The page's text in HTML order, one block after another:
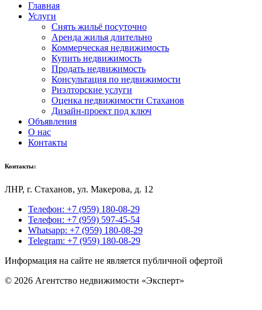
Главная
Услуги
Снять жильё посуточно
Аренда жилья длительно
Коммерческая недвижимость
Купить недвижимость
Продать недвижимость
Консультация по недвижимости
Риэлторские услуги
Оценка недвижимости Стаханов
Дизайн-проект под ключ
Объявления
О нас
Контакты
Контакты:
ЛНР, г. Стаханов, ул. Макерова, д. 12
Телефон: +7 (959) 180-08-29
Телефон: +7 (959) 597-45-54
Whatsapp: +7 (959) 180-08-29
Telegram: +7 (959) 180-08-29
Информация на сайте не является публичной офертой
© 2026 Агентство недвижимости «Эксперт»